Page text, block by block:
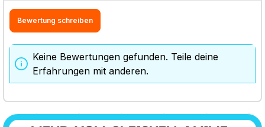
Bewertung schreiben
Keine Bewertungen gefunden. Teile deine
Erfahrungen mit anderen.